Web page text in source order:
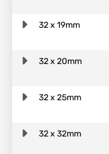
32 x 19mm
32 x 20mm
32 x 25mm
32 x 32mm